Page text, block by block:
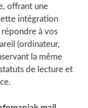
offrant une
intégration
à vos
(ordinateur,
la même
de lecture et